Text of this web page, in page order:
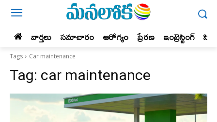
వార్తలు సమాచారం ఆరోగ్యం ప్రేర‌ణ‌ ఇంట్రెస్టింగ్‌
Tags Car maintenance
Tag: car maintenance